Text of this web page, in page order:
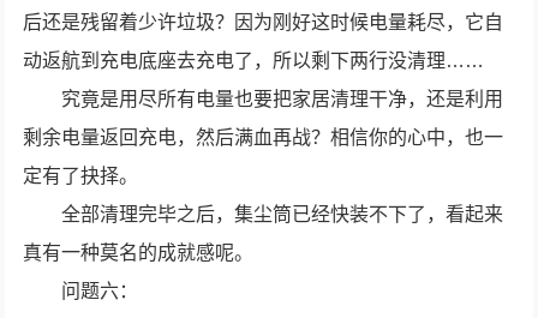
后还是残留着少许垃圾？因为刚好这时候电量耗尽，它自
动返航到充电底座去充电了，所以剩下两行没清理……
究竟是用尽所有电量也要把家居清理干净，还是利用
剩余电量返回充电，然后满血再战？相信你的心中，也一
定有了抉择。
全部清理完毕之后，集尘筒已经快装不下了，看起来
真有一种莫名的成就感呢。
问题六：